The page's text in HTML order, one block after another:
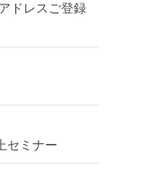
ドレスご登録
セミナー